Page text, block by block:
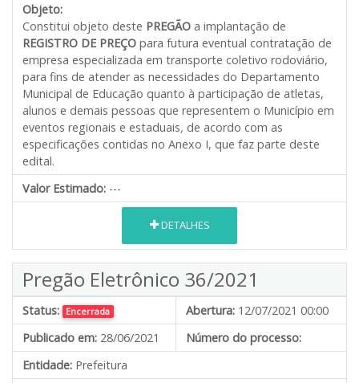
Objeto:
Constitui objeto deste PREGÃO a implantação de
REGISTRO DE PREÇO para futura eventual contratação de
empresa especializada em transporte coletivo rodoviário,
para fins de atender as necessidades do Departamento
Municipal de Educação quanto à participação de atletas,
alunos e demais pessoas que representem o Município em
eventos regionais e estaduais, de acordo com as
especificações contidas no Anexo I, que faz parte deste
edital.
Valor Estimado: ---
DETALHES
Pregão Eletrônico 36/2021
Status: Encerrada Abertura: 12/07/2021 00:00
Publicado em: 28/06/2021
Número do processo:
Entidade: Prefeitura